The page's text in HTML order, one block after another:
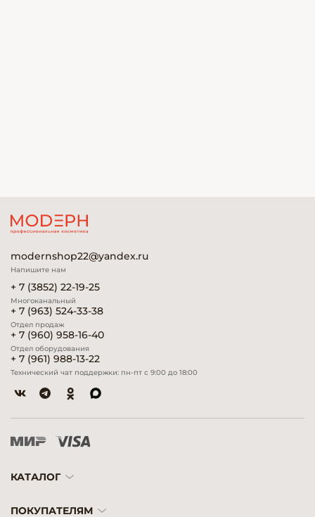
modernshop22@yandex.ru
Напишите нам
+ 7 (3852) 22-19-25
Многоканальный
+ 7 (963) 524-33-38
Отдел продаж
+ 7 (960) 958-16-40
Отдел оборудования
+ 7 (961) 988-13-22
Технический чат поддержки: пн-пт с 9:00 до 18:00
КАТАЛОГ
ПОКУПАТЕЛЯМ